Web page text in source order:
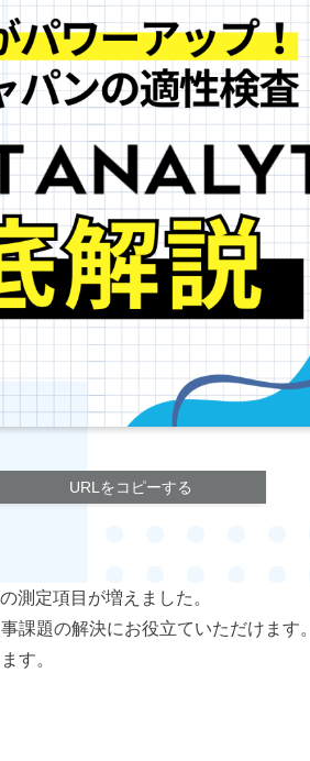
URLをコピーする
測定項目が増えました。
課題の解決にお役立ていただけます。
す。